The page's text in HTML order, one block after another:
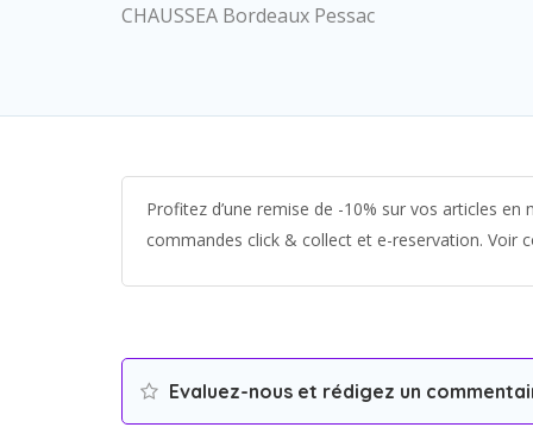
CHAUSSEA Bordeaux Pessac
Profitez d’une remise de -10% sur vos articles
commandes click & collect et e-reservation. Voir
Evaluez-nous et rédigez un